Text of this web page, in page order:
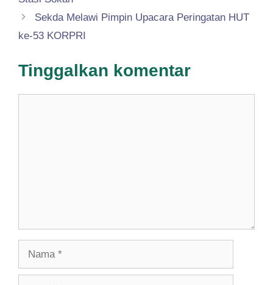
Sekda Melawi Pimpin Upacara Peringatan HUT
ke-53 KORPRI
Tinggalkan komentar